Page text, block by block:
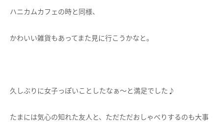
ハニカムカフェの時と同様、
かわいい雑貨もあってまた見に行こうかなと。
久しぶりに女子っぽいことしたなぁ～と満足でした♪
たまには気心の知れた友人と、ただただおしゃべりするのも大事